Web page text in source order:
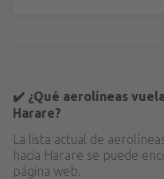
✔️ ¿Qué aerolíneas
Harare?
La lista actual de
hacia Harare se puede
página web.